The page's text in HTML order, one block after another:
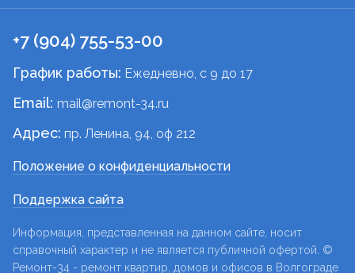
+7 (904) 755-53-00
График работы: Ежедневно, c 9 до 17
Email: mail@remont-34.ru
Адрес: пр. Ленина, 94, оф 212
Положение о конфиденциальности
Поддержка сайта
Информация, представленная на данном сайте, носит
справочный характер и не является публичной офертой. ©
Ремонт-34 - ремонт квартир, домов и офисов в Волгограде